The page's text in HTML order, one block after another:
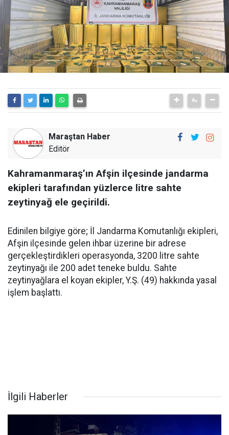
Maraştan Haber
Editör
Kahramanmaraş’ın Afşin ilçesinde jandarma
ekipleri tarafından yüzlerce litre sahte
zeytinyağ ele geçirildi.
Edinilen bilgiye göre; İl Jandarma Komutanlığı ekipleri,
Afşin ilçesinde gelen ihbar üzerine bir adrese
gerçekleştirdikleri operasyonda, 3200 litre sahte
zeytinyağı ile 200 adet teneke buldu. Sahte
zeytinyağlara el koyan ekipler, Y.Ş. (49) hakkında yasal
işlem başlattı.
İlgili Haberler